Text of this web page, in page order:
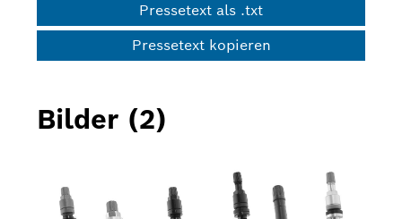
Pressetext als .txt
Pressetext kopieren
Bilder (2)